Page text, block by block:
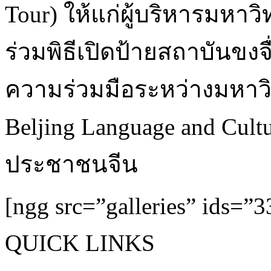
Tour) ให้แก่ผู้บริหารมหา
ร่วมพิธีเปิดป้ายสถาบันข
ความร่วมมือระหว่างมหา
Beljing Language and
ประชาชนจีน
[ngg src=”galleries”
QUICK LINKS